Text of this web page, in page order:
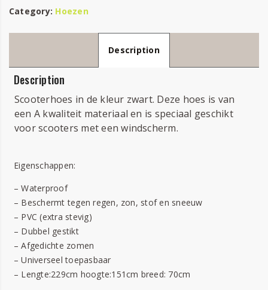
Category: Hoezen
Description
Description
Scooterhoes in de kleur zwart. Deze hoes is van
een A kwaliteit materiaal en is speciaal geschikt
voor scooters met een windscherm.
Eigenschappen:
– Waterproof
– Beschermt tegen regen, zon, stof en sneeuw
– PVC (extra stevig)
– Dubbel gestikt
– Afgedichte zomen
– Universeel toepasbaar
– Lengte:229cm hoogte:151cm breed: 70cm